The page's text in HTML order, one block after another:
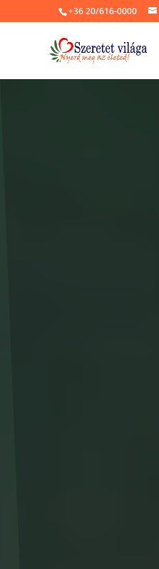
+36 20/616-0000